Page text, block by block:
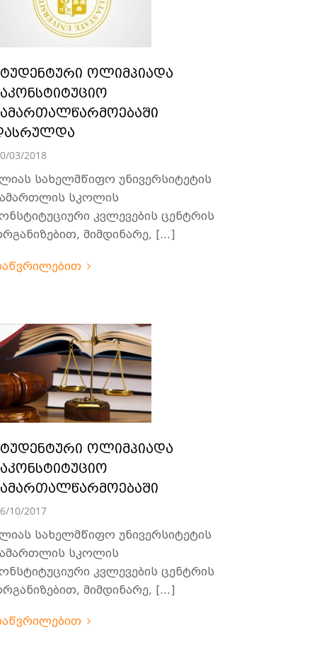
ოლიმპიადა
03/2018
სახელმწიფო უნივერსიტეტის
სკოლის
კვლევების ცენტრის
მიმდინარე, […]
ოლიმპიადა
10/2017
სახელმწიფო უნივერსიტეტის
სკოლის
კვლევების ცენტრის
მიმდინარე, […]